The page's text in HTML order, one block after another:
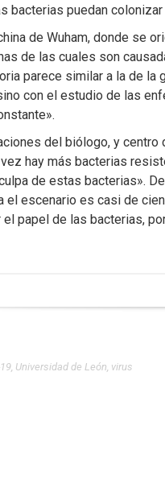
puedan
de Wuham, donde se
de las cuales son
parece similar a la de
con el estudio de las
del biólogo, y
hay más bacterias
de estas bacterias».
el escenario es casi de
papel de las bacterias,
, Universidad de León, virus